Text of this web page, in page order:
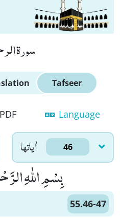
سورة
Tafseer
PDF Language
اٰياتها 46
بِسْمِ اللّٰهِ
55.46-47